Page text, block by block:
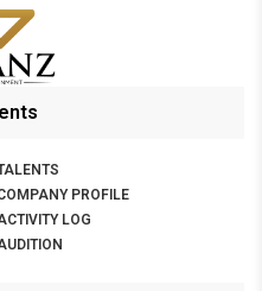
めおと日和」
ンカー」
PROFILE
LOG